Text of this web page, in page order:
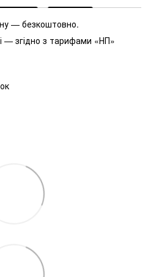
— безкоштовно.
— згідно з тарифами «НП»